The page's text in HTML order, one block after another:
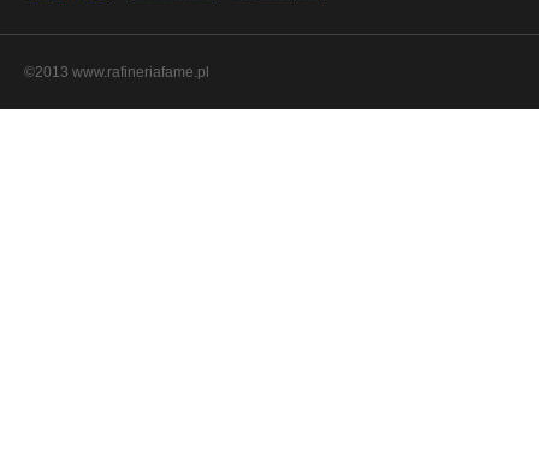
©2013 www.rafineriafame.pl